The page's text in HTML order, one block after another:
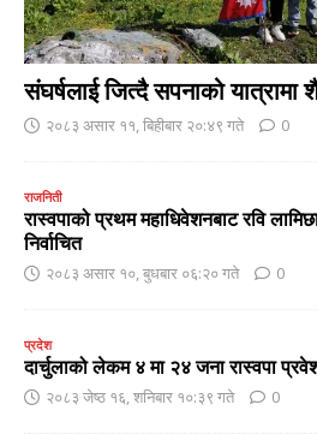
संघर्षलाई जित्दै सपनाको
२०८३ असार ११, बिहीबार २०:४९ गते 0
राजनिती
रास्वपाको प्रथम महाधिवेशनबाट रवि
निर्वाचित
२०८३ असार १०, बुधबार ०६:२० गते 0
प्रदेश
दार्चुलाको लेकम ४ मा २४ जना रास्वपा
२०८३ जेष्ठ १६, शनिबार १०:३९ गते 0